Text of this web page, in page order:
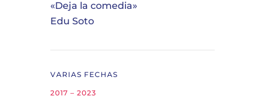
«Deja la comedia»
Edu Soto
VARIAS FECHAS
2017 – 2023